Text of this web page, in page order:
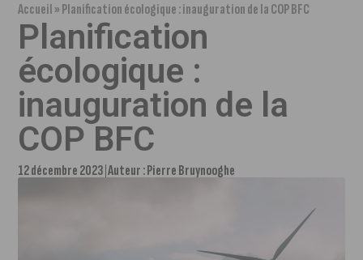
Accueil»Planification écologique : inauguration de la COP BFC
Planification
écologique :
inauguration de la
COP BFC
12 décembre 2023 Auteur :Pierre Bruynooghe